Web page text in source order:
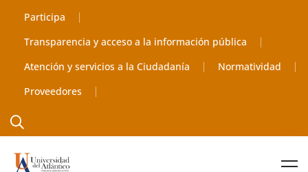
Participa
Transparencia y acceso a la información pública
Atención y servicios a la Ciudadanía
Normatividad
Proveedores